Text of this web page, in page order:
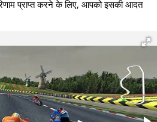
प्राप्त करने के लिए, आपको इसकी आदत